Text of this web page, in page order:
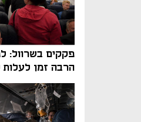
פקקים בשרוול:
הרבה זמן לעלות